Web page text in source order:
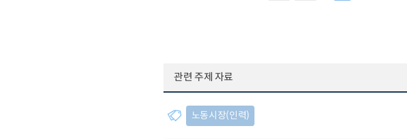
관련 주제 자료
노동시장(인력)